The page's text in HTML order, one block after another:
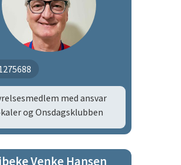
med ansvar
og Onsdagsklubben
Venke Hansen